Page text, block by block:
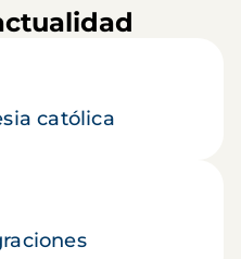
católica